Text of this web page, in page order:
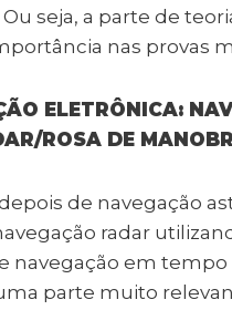
seja, a parte de
nas provas
ELETRÔNICA:
ROSA DE
de navegação
radar
navegação em tempo
parte muito